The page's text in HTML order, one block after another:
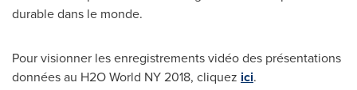
durable dans le monde.
Pour visionner les enregistrements vidéo des présentations
données au H2O World NY 2018, cliquez ici.